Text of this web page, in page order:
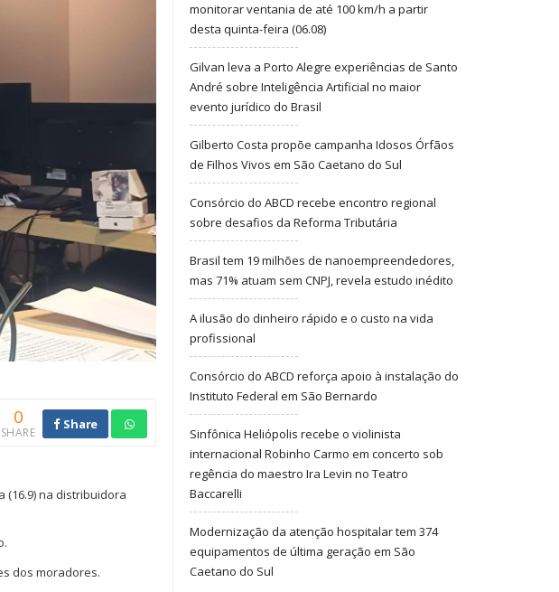
0
SHARE
Share
(16.9) na distribuidora
dos moradores.
monitorar ventania de até 100 km/h a partir
desta quinta-feira (06.08)
Gilvan leva a Porto Alegre experiências de Santo
André sobre Inteligência Artificial no maior
evento jurídico do Brasil
Gilberto Costa propõe campanha Idosos Órfãos
de Filhos Vivos em São Caetano do Sul
Consórcio do ABCD recebe encontro regional
sobre desafios da Reforma Tributária
Brasil tem 19 milhões de nanoempreendedores,
mas 71% atuam sem CNPJ, revela estudo inédito
A ilusão do dinheiro rápido e o custo na vida
profissional
Consórcio do ABCD reforça apoio à instalação do
Instituto Federal em São Bernardo
Sinfônica Heliópolis recebe o violinista
internacional Robinho Carmo em concerto sob
regência do maestro Ira Levin no Teatro
Baccarelli
Modernização da atenção hospitalar tem 374
equipamentos de última geração em São
Caetano do Sul